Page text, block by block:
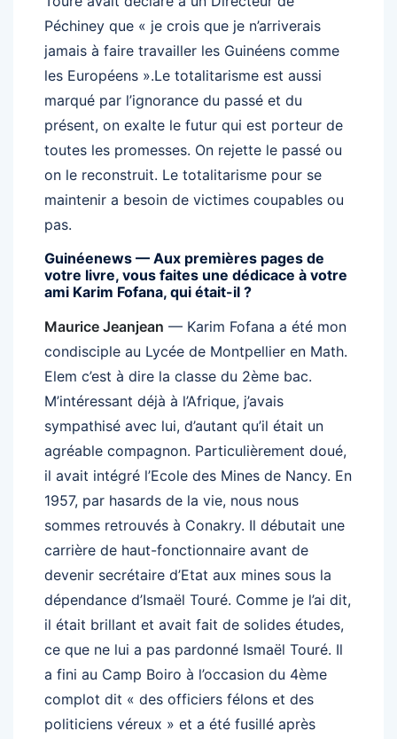
Péchiney que « je crois que je n’arriverais
jamais à faire travailler les Guinéens comme
les Européens ».Le totalitarisme est aussi
marqué par l’ignorance du passé et du
présent, on exalte le futur qui est porteur de
toutes les promesses. On rejette le passé ou
on le reconstruit. Le totalitarisme pour se
maintenir a besoin de victimes coupables ou
pas.
Guinéenews — Aux premières pages de
votre livre, vous faites une dédicace à votre
ami Karim Fofana, qui était-il ?
Maurice Jeanjean — Karim Fofana a été mon
condisciple au Lycée de Montpellier en Math.
Elem c’est à dire la classe du 2ème bac.
M’intéressant déjà à l’Afrique, j’avais
sympathisé avec lui, d’autant qu’il était un
agréable compagnon. Particulièrement doué,
il avait intégré l’Ecole des Mines de Nancy. En
1957, par hasards de la vie, nous nous
sommes retrouvés à Conakry. Il débutait une
carrière de haut-fonctionnaire avant de
devenir secrétaire d’Etat aux mines sous la
dépendance d’Ismaël Touré. Comme je l’ai dit,
il était brillant et avait fait de solides études,
ce que ne lui a pas pardonné Ismaël Touré. Il
a fini au Camp Boiro à l’occasion du 4ème
complot dit « des officiers félons et des
politiciens véreux » et a été fusillé après